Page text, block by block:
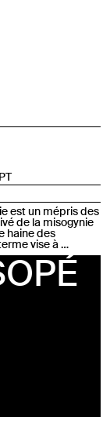
est un mépris des
de la misogynie
haine des
vise à …